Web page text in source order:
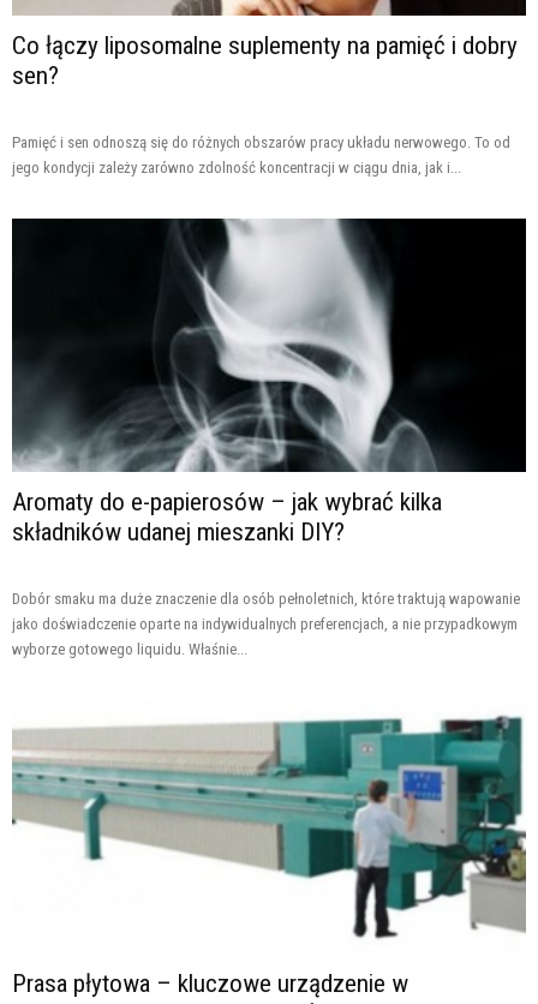
Co łączy liposomalne suplementy na pamięć i dobry
sen?
Pamięć i sen odnoszą się do różnych obszarów pracy układu nerwowego. To od
jego kondycji zależy zarówno zdolność koncentracji w ciągu dnia, jak i...
Aromaty do e-papierosów – jak wybrać kilka
składników udanej mieszanki DIY?
Dobór smaku ma duże znaczenie dla osób pełnoletnich, które traktują wapowanie
jako doświadczenie oparte na indywidualnych preferencjach, a nie przypadkowym
wyborze gotowego liquidu. Właśnie...
Prasa płytowa – kluczowe urządzenie w